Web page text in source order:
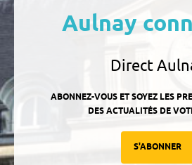
Aulnay
Direct
ABONNEZ-VOUS ET SOYEZ LES
DES ACTUALITÉS DE
S'ABONNER